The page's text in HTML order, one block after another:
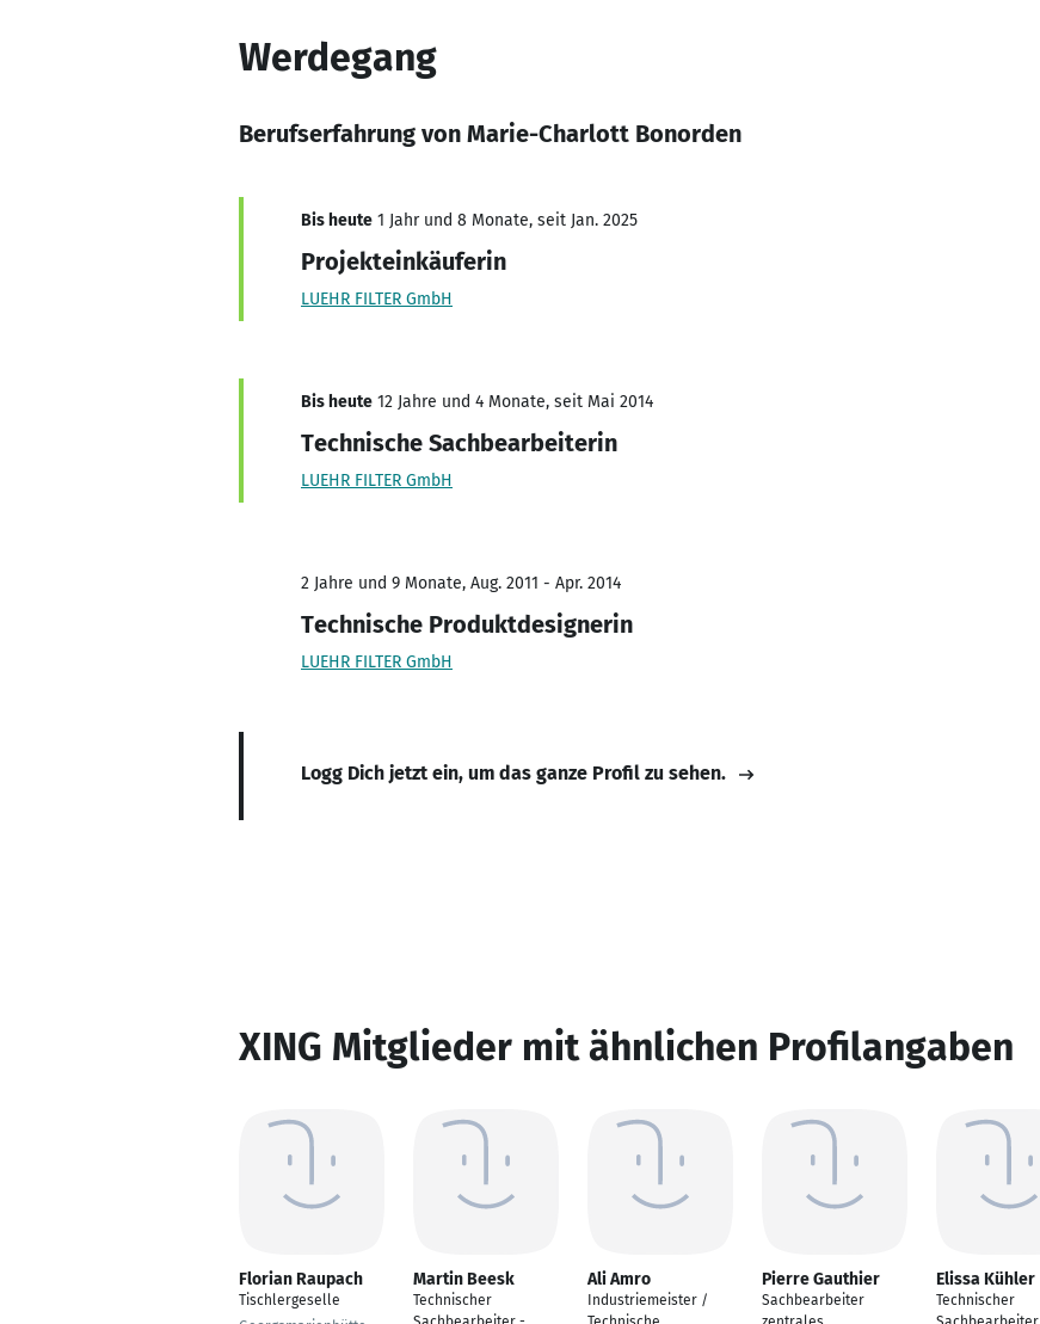
Werdegang
Berufserfahrung von Marie-Charlott Bonorden
Bis heute 1 Jahr und 8 Monate, seit Jan. 2025
Projekteinkäuferin
LUEHR FILTER GmbH
Bis heute 12 Jahre und 4 Monate, seit Mai 2014
Technische Sachbearbeiterin
LUEHR FILTER GmbH
2 Jahre und 9 Monate, Aug. 2011 - Apr. 2014
Technische Produktdesignerin
LUEHR FILTER GmbH
Logg Dich jetzt ein, um das ganze Profil zu sehen.
XING Mitglieder mit ähnlichen Profilangaben
Florian Raupach
Tischlergeselle
Martin Beesk
Technischer
Ali Amro
Industriemeister /
Pierre Gauthier
Sachbearbeiter
Elissa Kühler
Technischer